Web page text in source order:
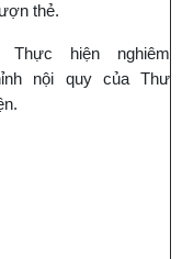
thẻ.
Thực hiện nghiêm
nội quy của Thư